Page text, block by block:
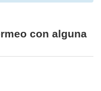
con alguna